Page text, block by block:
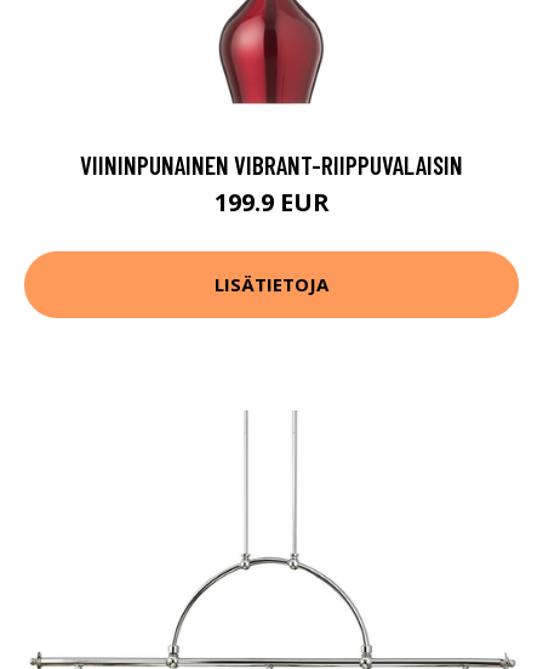
VIININPUNAINEN VIBRANT-RIIPPUVALAISIN
199.9 EUR
LISÄTIETOJA